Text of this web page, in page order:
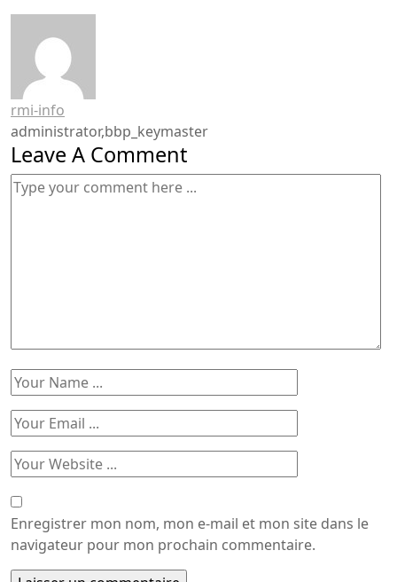
rmi-info
administrator,bbp_keymaster
Leave A Comment
Enregistrer mon nom, mon e-mail et mon site dans le
navigateur pour mon prochain commentaire.